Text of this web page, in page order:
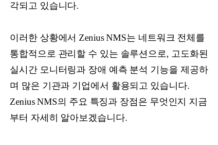
각되고 있습니다.
이러한 상황에서 Zenius NMS는 네트워크 전체를
통합적으로 관리할 수 있는 솔루션으로, 고도화된
실시간 모니터링과 장애 예측 분석 기능을 제공하
며 많은 기관과 기업에서 활용되고 있습니다.
Zenius NMS의 주요 특징과 장점은 무엇인지 지금
부터 자세히 알아보겠습니다.